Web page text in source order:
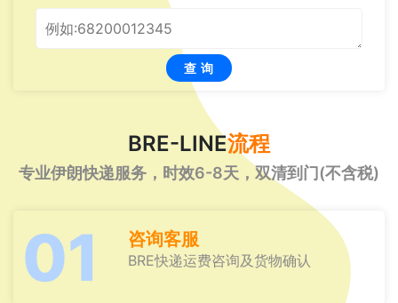
查 询
BRE-LINE流程
专业伊朗快递服务，时效6-8天，双清到门(不含税)
01 咨询客服
BRE快递运费咨询及货物确认